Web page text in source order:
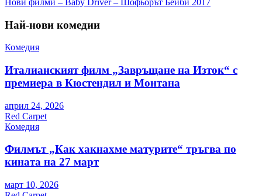
Навигация
Най-нови комедии
Комедия
Италианският филм „Завръщане на Изток“ с
премиера в Кюстендил и Монтана
април 24, 2026
Red Carpet
Комедия
Филмът „Как хакнахме матурите“ тръгва по
кината на 27 март
март 10, 2026